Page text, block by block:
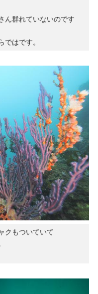
ん群れていないのです
はです。
クもついていて